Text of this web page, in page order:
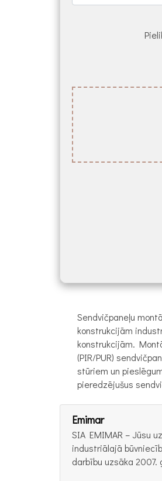
Sendvičpaneļu
konstrukcijām
konstrukcijām.
(PIR/PUR)
stūriem un
pieredzējušus
Emimar
SIA EMIMAR – Jūsu
industriālajā
darbību uzsāka 2007.